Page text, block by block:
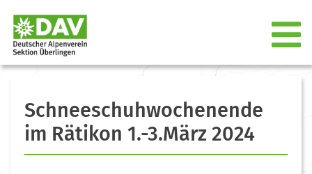
Schneeschuhwochenende
im Rätikon 1.-3.März 2024